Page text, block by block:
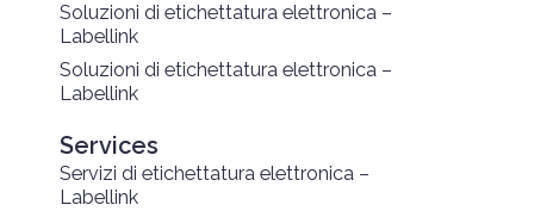
Soluzioni di etichettatura elettronica –
Labellink
Soluzioni di etichettatura elettronica –
Labellink
Services
Servizi di etichettatura elettronica –
Labellink